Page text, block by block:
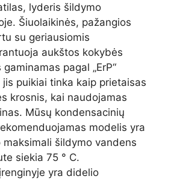
lyderis šildymo
Šiuolaikinės, pažangios
su geriausiomis
aukštos kokybės
pagal „ErP“
puikiai tinka kaip prietaisas
krosnis, kai naudojamas
Mūsų kondensacinių
modelis yra
šildymo vandens
siekia 75 ° C.
yra didelio